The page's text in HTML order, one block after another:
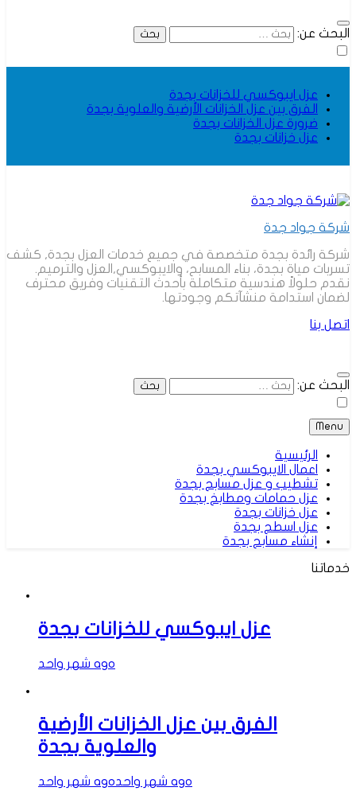
البحث عن:
عزل ايبوكسي للخزانات بجدة
الفرق بين عزل الخزانات الأرضية والعلوية بجدة
ضرورة عزل الخزانات بجدة
عزل خزانات بجدة
شركة جواد جدة
شركة رائدة بجدة متخصصة في جميع خدمات العزل بجدة, كشف
تسربات مياة بجدة، بناء المسابح، والايبوكسي,العزل والترميم.
نقدم حلولاً هندسية متكاملة بأحدث التقنيات وفريق محترف
لضمان استدامة منشآتكم وجودتها.
اتصل بنا
البحث عن:
Menu
الرئيسية
اعمال الايبوكسي بجدة
تشطيب و عزل مسابح بجدة
عزل حمامات ومطابخ بجدة
عزل خزانات بجدة
عزل اسطح بجدة
إنشاء مسابح بجدة
خدماتنا
عزل ايبوكسي للخزانات بجدة
شهر واحد ago
الفرق بين عزل الخزانات الأرضية
والعلوية بجدة
شهر واحد ago شهر واحد ago